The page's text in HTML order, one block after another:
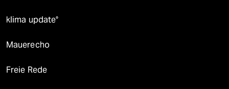
klima update°
Mauerecho
Freie Rede